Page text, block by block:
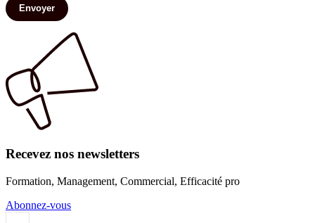
Envoyer
Recevez nos newsletters
Formation, Management, Commercial, Efficacité pro
Abonnez-vous